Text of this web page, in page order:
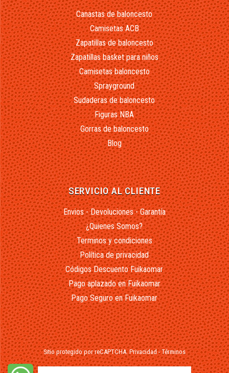
Canastas de baloncesto
Camisetas ACB
Zapatillas de baloncesto
Zapatillas basket para niños
Camisetas baloncesto
Sprayground
Sudaderas de baloncesto
Figuras NBA
Gorras de baloncesto
Blog
SERVICIO AL CLIENTE
Envios - Devoluciones - Garantía
¿Quienes Somos?
Terminos y condiciones
Política de privacidad
Códigos Descuento Fuikaomar
Pago aplazado en Fuikaomar
Pago Seguro en Fuikaomar
Sitio protegido por reCAPTCHA.Privacidad-Términos